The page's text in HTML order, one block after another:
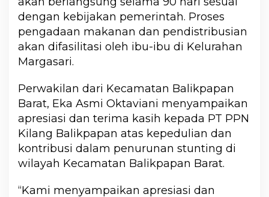
dengan kebijakan pemerintah. Proses
pengadaan makanan dan pendistribusian
akan difasilitasi oleh ibu-ibu di Kelurahan
Margasari.
Perwakilan dari Kecamatan Balikpapan
Barat, Eka Asmi Oktaviani menyampaikan
apresiasi dan terima kasih kepada PT PPN
Kilang Balikpapan atas kepedulian dan
kontribusi dalam penurunan stunting di
wilayah Kecamatan Balikpapan Barat.
“Kami menyampaikan apresiasi dan